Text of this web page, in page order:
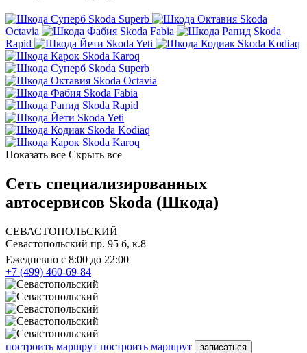
Skoda Superb
Skoda
Octavia
Skoda Fabia
Skoda
Rapid
Skoda Yeti
Skoda Kodiaq
Skoda Karoq
Skoda Superb
Skoda Octavia
Skoda Fabia
Skoda Rapid
Skoda Yeti
Skoda Kodiaq
Skoda Karoq
Показать все Скрыть все
Сеть специализированных
автосервисов Skoda (Шкода)
СЕВАСТОПОЛЬСКИЙ
Севастопольский пр. 95 б, к.8
Ежедневно с 8:00 до 22:00
+7 (499) 460-69-84
построить маршрут построить маршрут записаться